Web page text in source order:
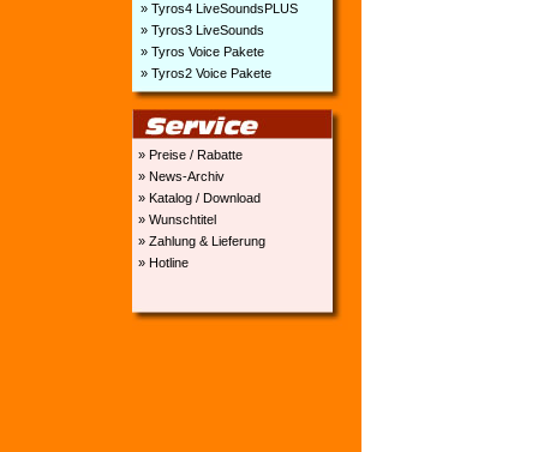
» Tyros4 LiveSoundsPLUS
» Tyros3 LiveSounds
» Tyros Voice Pakete
» Tyros2 Voice Pakete
» Preise / Rabatte
» News-Archiv
» Katalog / Download
» Wunschtitel
» Zahlung & Lieferung
» Hotline